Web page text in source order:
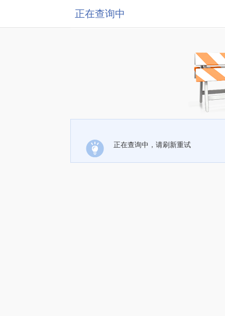
正在查询中
正在查询中，请刷新重试